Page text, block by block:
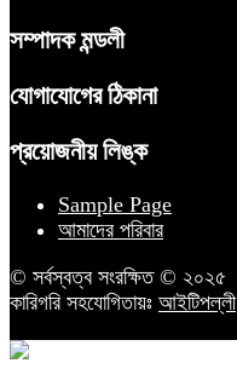
সম্পাদক মন্ডলী
যোগাযোগের ঠিকানা
প্রয়োজনীয় লিঙ্ক
Sample Page
আমাদের পরিবার
© সর্বস্বত্ব সংরক্ষিত © ২০২৫
কারিগরি সহযোগিতায়ঃ আইটিপল্লী